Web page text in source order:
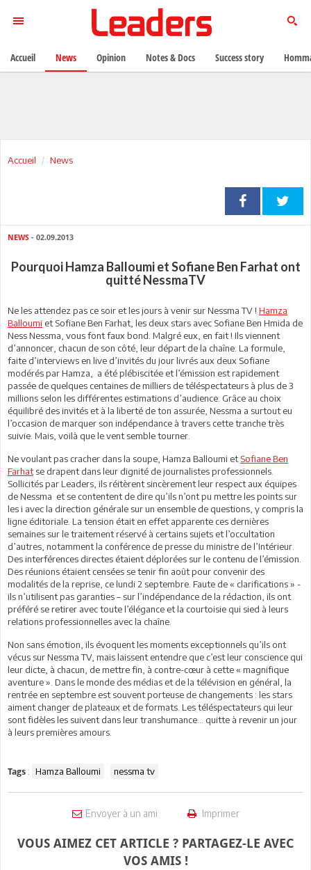
Accueil News
NEWS - 02.09.2013
Pourquoi Hamza Balloumi et Sofiane Ben Farhat ont
quitté NessmaTV
Ne les attendez pas ce soir et les jours à venir sur Nessma TV ! Hamza
Balloumi et Sofiane Ben Farhat, les deux stars avec Sofiane Ben Hmida de
Ness Nessma, vous font faux bond. Malgré eux, en fait ! Ils viennent
d’annoncer, chacun de son côté, leur départ de la chaîne. La formule,
faite d’interviews en live d’invités du jour livrés aux deux Sofiane
modérés par Hamza, a été plébiscitée et l’émission est rapidement
passée de quelques centaines de milliers de téléspectateurs à plus de 3
millions selon les différentes estimations d’audience. Grâce au choix
équilibré des invités et à la liberté de ton assurée, Nessma a surtout eu
l’occasion de marquer son indépendance à travers cette tranche très
suivie. Mais, voilà que le vent semble tourner.
Ne voulant pas cracher dans la soupe, Hamza Balloumi etSofiane Ben
Farhatse drapent dans leur dignité de journalistes professionnels.
Sollicités par Leaders, ils réitèrent sincèrement leur respect aux équipes
de Nessma et se contentent de dire qu’ils n’ont pu mettre les points sur
les i avec la direction générale sur un ensemble de questions, y compris la
ligne éditoriale. La tension était en effet apparente ces dernières
semaines sur le traitement réservé à certains sujets et l’occultation
d’autres, notamment la conférence de presse du ministre de l’Intérieur.
Des interférences directes étaient déplorées sur le contenu de l’émission.
Des réunions étaient censées se tenir fin août pour convenir des
modalités de la reprise, ce lundi 2 septembre. Faute de « clarifications » -
ils n’utilisent pas garanties – sur l’indépendance de la rédaction, ils ont
préféré se retirer avec toute l’élégance et la courtoisie qui sied à leurs
relations professionnelles avec la chaîne.
Non sans émotion, ils évoquent les moments exceptionnels qu’ils ont
vécus sur Nessma TV, mais laissent entendre que c’est leur conscience qui
leur dicte, à chacun, de mettre fin, à contre-cœur à cette « magnifique
aventure ». Dans le monde des médias et de la télévision en général, la
rentrée en septembre est souvent porteuse de changements : les stars
aiment changer de plateaux et de formats. Les téléspectateurs qui leur
sont fidèles les suivent dans leur transhumance… quitte à revenir un jour
à leurs premières amours.
Tags : Hamza Balloumi nessma tv
Envoyer à un ami Imprimer
VOUS AIMEZ CET ARTICLE ? PARTAGEZ-LE AVEC
VOS AMIS !
Accueil News Opinion Notes & Docs Success story